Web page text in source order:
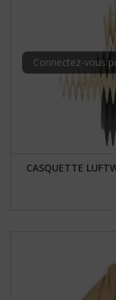
Connectez-vous
CASQUETTE